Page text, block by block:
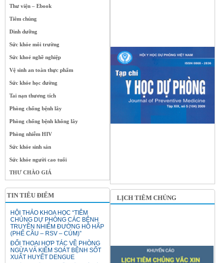
Thư viện – Ebook
Tiêm chủng
Dinh dưỡng
Sức khỏe môi trường
Sức khoẻ nghề nghiệp
Vệ sinh an toàn thực phẩm
Sức khỏe học đường
Tai nạn thương tích
Phòng chống bệnh lây
Phòng chống bệnh không lây
Phòng nhiễm HIV
Sức khỏe sinh sản
Sức khỏe người cao tuổi
THƯ CHÀO GIÁ
TIN TIÊU ĐIỂM
HỘI THẢO KHOA HỌC “TIÊM
CHỦNG DỰ PHÒNG CÁC BỆNH
TRUYỀN NHIỄM ĐƯỜNG HÔ HẤP
(PHẾ CẦU – RSV – CÚM)”
ĐỐI THOẠI HỢP TÁC VỀ PHÒNG
NGỪA VÀ KIỂM SOÁT BỆNH SỐT
XUẤT HUYẾT DENGUE
LỊCH TIÊM CHỦNG